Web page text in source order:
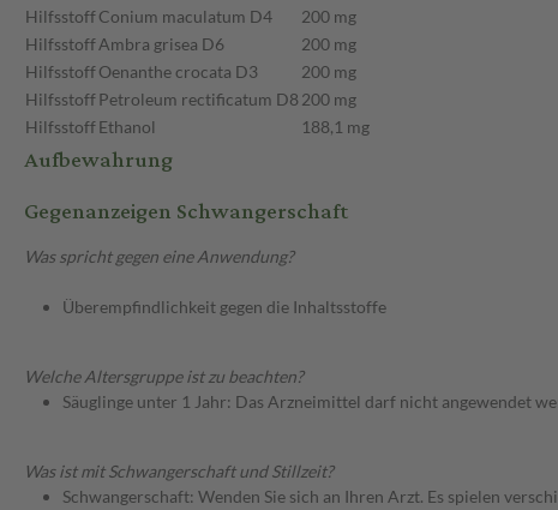
HilfsstoffConium maculatum D4
200 mg
HilfsstoffAmbra grisea D6
200 mg
HilfsstoffOenanthe crocata D3
200 mg
HilfsstoffPetroleum rectificatum D8 200 mg
HilfsstoffEthanol 188,1 mg
Aufbewahrung
Gegenanzeigen Schwangerschaft
Was spricht gegen eine Anwendung?
Überempfindlichkeit gegen die Inhaltsstoffe
Welche Altersgruppe ist zu beachten?
Säuglinge unter 1 Jahr: Das Arzneimittel darf nicht angewendet
Was ist mit Schwangerschaft und Stillzeit?
Schwangerschaft: Wenden Sie sich an Ihren Arzt. Es spielen